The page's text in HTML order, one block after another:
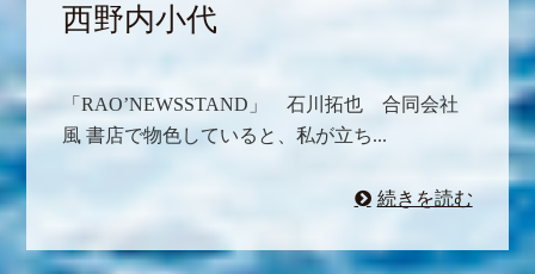
西野内小代
「RAO’NEWSSTAND」 石川拓也 合同会社
風 書店で物色していると、私が立ち...
続きを読む